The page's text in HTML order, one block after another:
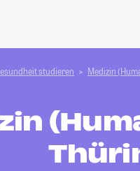
studieren Medizin